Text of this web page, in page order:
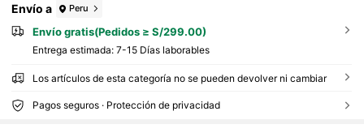
Envío a Peru
Envío gratis(Pedidos ≥ S/299.00)
Entrega estimada: 7-15 Días laborables
Los artículos de esta categoría no se pueden devolver ni cambiar
Pagos seguros · Protección de privacidad